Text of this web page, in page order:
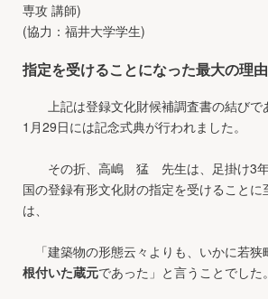
専攻 講師)
(協力：福井大学学生)
指定を受けることになった最大の理由
上記は登録文化財候補調査書の結びで
1月29日には記念式典が行われました。
その折、高嶋 猛 先生は、足掛け3年
国の登録有形文化財の指定を受けることに
は、
「建築物の形態云々よりも、いかに若狭
根付いた蔵元であった」と言うことでした。